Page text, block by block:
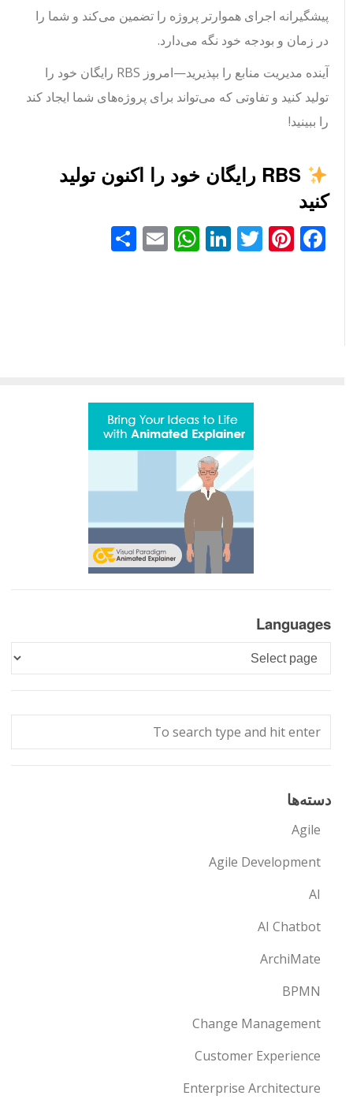
پیشگیرانه اجرای هموارتر پروژه را تضمین می‌کند و شما را
در زمان و بودجه خود نگه می‌دارد.
آینده مدیریت منابع را بپذیرید—امروز RBS رایگان خود را
تولید کنید و تفاوتی که می‌تواند برای پروژه‌های شما ایجاد کند
را ببینید!
RBS رایگان خود را اکنون تولید
کنید
Facebook
Pinterest
Twitter
LinkedIn
WhatsApp
Emailاشتراک
Languages
Languages
دسته‌ها
Agile
Agile Development
AI
AI Chatbot
ArchiMate
BPMN
Change Management
Customer Experience
Enterprise Architecture